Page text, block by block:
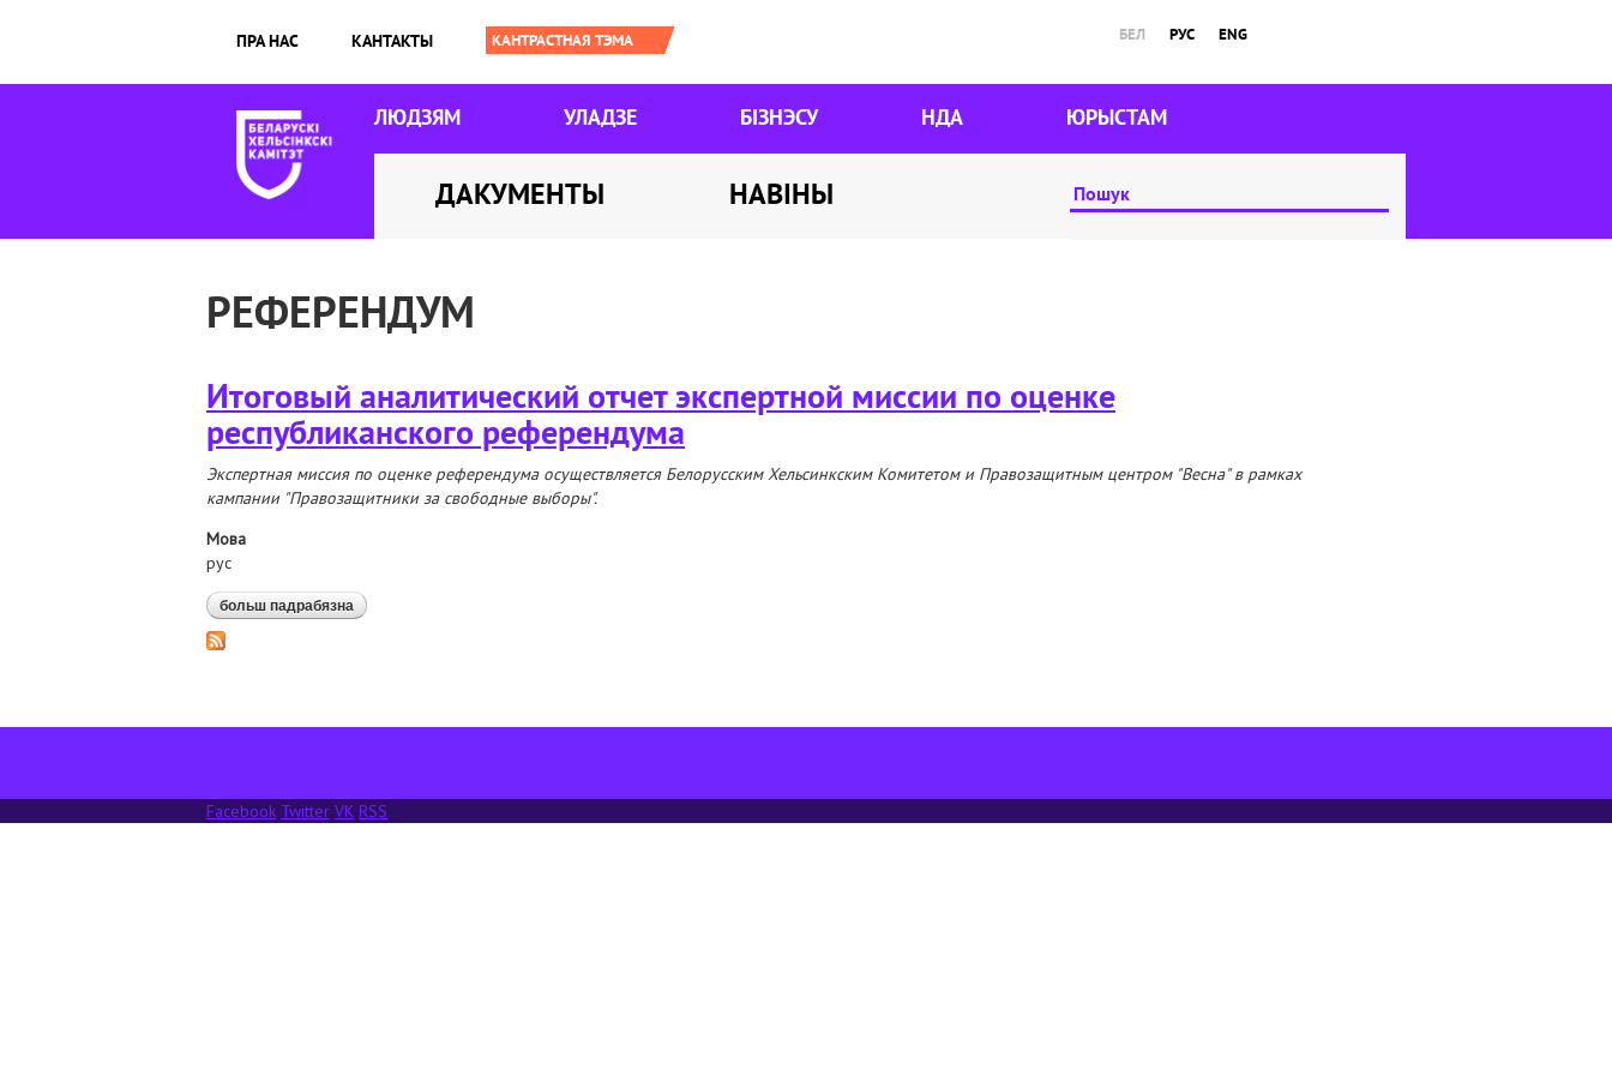
ПРА НАС КАНТАКТЫ БЕЛ РУС ENG
ЛЮДЗЯМ УЛАДЗЕ БІЗНЭСУ НДА ЮРЫСТАМ
ДАКУМЕНТЫ НАВІНЫ
РЕФЕРЕНДУМ
Итоговый аналитический отчет экспертной миссии по оценке
республиканского референдума
Экспертная миссия по оценке референдума осуществляется Белорусским Хельсинкским Комитетом и Правозащитным центром "Весна" в рамках
кампании "Правозащитники за свободные выборы".
Мова
рус
больш падрабязна аб итоговый аналитический отчет экспертной миссии по оценке республиканского референдума
Facebook Twitter VK RSS